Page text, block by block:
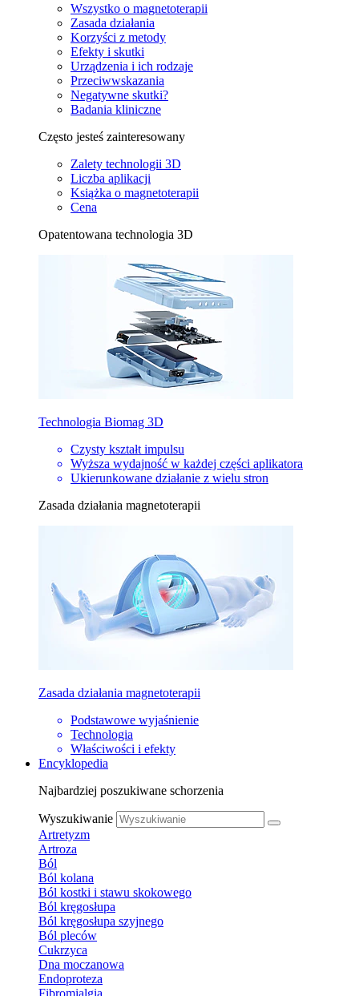
Wszystko o magnetoterapii
Zasada działania
Korzyści z metody
Efekty i skutki
Urządzenia i ich rodzaje
Przeciwwskazania
Negatywne skutki?
Badania kliniczne
Często jesteś zainteresowany
Zalety technologii 3D
Liczba aplikacji
Książka o magnetoterapii
Cena
Opatentowana technologia 3D
Technologia Biomag 3D
Czysty kształt impulsu
Wyższa wydajność w każdej części aplikatora
Ukierunkowane działanie z wielu stron
Zasada działania magnetoterapii
Zasada działania magnetoterapii
Podstawowe wyjaśnienie
Technologia
Właściwości i efekty
Encyklopedia
Najbardziej poszukiwane schorzenia
Wyszukiwanie
Artretyzm
Artroza
Ból
Ból kolana
Ból kostki i stawu skokowego
Ból kręgosłupa
Ból kręgosłupa szyjnego
Ból pleców
Cukrzyca
Dna moczanowa
Endoproteza
Fibromialgia